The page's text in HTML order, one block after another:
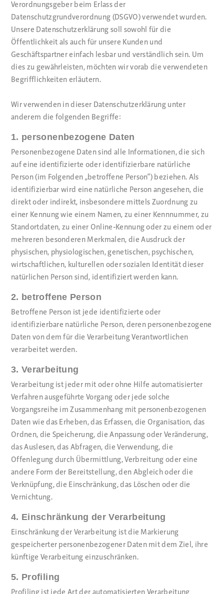
Verordnungsgeber beim Erlass der
Datenschutzgrundverordnung (DSGVO) verwendet wurden.
Unsere Datenschutzerklärung soll sowohl für die
Öffentlichkeit als auch für unsere Kunden und
Geschäftspartner einfach lesbar und verständlich sein. Um
dies zu gewährleisten, möchten wir vorab die verwendeten
Begrifflichkeiten erläutern.
Wir verwenden in dieser Datenschutzerklärung unter
anderem die folgenden Begriffe:
1. personenbezogene Daten
Personenbezogene Daten sind alle Informationen, die sich
auf eine identifizierte oder identifizierbare natürliche
Person (im Folgenden „betroffene Person“) beziehen. Als
identifizierbar wird eine natürliche Person angesehen, die
direkt oder indirekt, insbesondere mittels Zuordnung zu
einer Kennung wie einem Namen, zu einer Kennnummer, zu
Standortdaten, zu einer Online-Kennung oder zu einem oder
mehreren besonderen Merkmalen, die Ausdruck der
physischen, physiologischen, genetischen, psychischen,
wirtschaftlichen, kulturellen oder sozialen Identität dieser
natürlichen Person sind, identifiziert werden kann.
2. betroffene Person
Betroffene Person ist jede identifizierte oder
identifizierbare natürliche Person, deren personenbezogene
Daten von dem für die Verarbeitung Verantwortlichen
verarbeitet werden.
3. Verarbeitung
Verarbeitung ist jeder mit oder ohne Hilfe automatisierter
Verfahren ausgeführte Vorgang oder jede solche
Vorgangsreihe im Zusammenhang mit personenbezogenen
Daten wie das Erheben, das Erfassen, die Organisation, das
Ordnen, die Speicherung, die Anpassung oder Veränderung,
das Auslesen, das Abfragen, die Verwendung, die
Offenlegung durch Übermittlung, Verbreitung oder eine
andere Form der Bereitstellung, den Abgleich oder die
Verknüpfung, die Einschränkung, das Löschen oder die
Vernichtung.
4. Einschränkung der Verarbeitung
Einschränkung der Verarbeitung ist die Markierung
gespeicherter personenbezogener Daten mit dem Ziel, ihre
künftige Verarbeitung einzuschränken.
5. Profiling